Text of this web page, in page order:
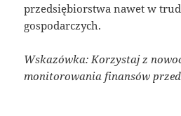
przedsiębiorstwa nawet w
gospodarczych.
Wskazówka: Korzystaj z
monitorowania finansów